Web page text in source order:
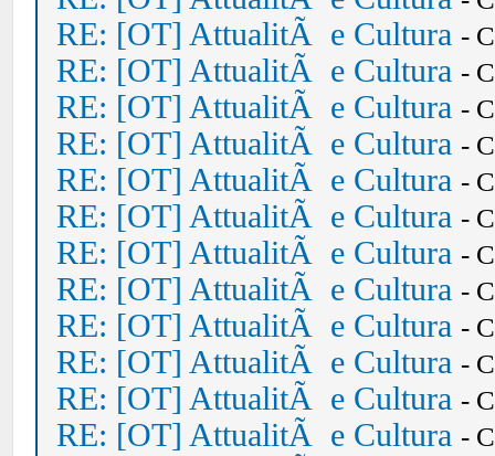
RE: [OT] AttualitÃ e Cultura -
RE: [OT] AttualitÃ e Cultura -
RE: [OT] AttualitÃ e Cultura -
RE: [OT] AttualitÃ e Cultura -
RE: [OT] AttualitÃ e Cultura -
RE: [OT] AttualitÃ e Cultura -
RE: [OT] AttualitÃ e Cultura -
RE: [OT] AttualitÃ e Cultura -
RE: [OT] AttualitÃ e Cultura -
RE: [OT] AttualitÃ e Cultura -
RE: [OT] AttualitÃ e Cultura -
RE: [OT] AttualitÃ e Cultura -